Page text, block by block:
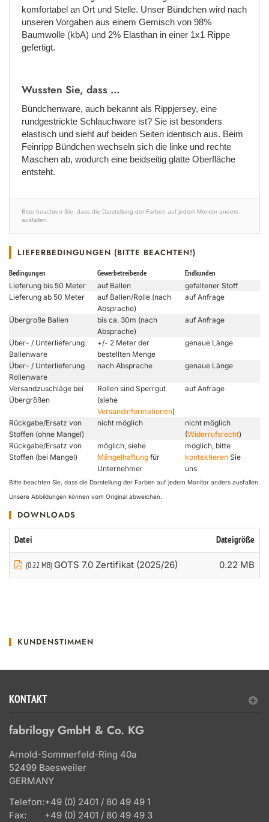
komfortabel an Ort und Stelle. Unser Bündchen wird nach
unseren Vorgaben aus einem Gemisch von 98%
Baumwolle (kbA) und 2% Elasthan in einer 1x1 Rippe
gefertigt.
Wussten Sie, dass ...
Bündchenware, auch bekannt als Rippjersey, eine
rundgestrickte Schlauchware ist? Sie ist besonders
elastisch und sieht auf beiden Seiten identisch aus. Beim
Feinripp Bündchen wechseln sich die linke und rechte
Maschen ab, wodurch eine beidseitig glatte Oberfläche
entsteht.
Bitte beachten Sie, dass die Darstellung der Farben auf jedem Monitor anders
ausfallen.
LIEFERBEDINGUNGEN (BITTE BEACHTEN!)
Bedingungen Gewerbetreibende Endkunden
Lieferung bis 50 Meter auf Ballen
gefaltener Stoff
Lieferung ab 50 Meter
auf Ballen/Rolle (nach
Absprache)
auf Anfrage
Übergroße Ballen
bis ca. 30m (nach
Absprache)
auf Anfrage
Über- / Unterlieferung
Ballenware
+/- 2 Meter der
bestellten Menge
genaue Länge
Über- / Unterlieferung
Rollenware
nach Absprache genaue Länge
Versandzuschläge bei
Übergrößen
Rollen sind Sperrgut
(siehe
Versandinformationen)
auf Anfrage
Rückgabe/Ersatz von
Stoffen (ohne Mangel)
nicht möglich
nicht möglich
(Widerrufsrecht)
Rückgabe/Ersatz von
Stoffen (bei Mangel)
möglich, siehe
Mängelhaftung für
Unternehmer
möglich, bitte
kontaktieren Sie
uns
Bitte beachten Sie, dass die Darstellung der Farben auf jedem Monitor anders ausfallen.
Unsere Abbildungen können vom Original abweichen.
DOWNLOADS
Datei Dateigröße
(0.22 MB) GOTS 7.0 Zertifikat (2025/26) 0.22 MB
KUNDENSTIMMEN
KONTAKT
fabrilogy GmbH & Co. KG
Arnold-Sommerfeld-Ring 40a
52499 Baesweiler
GERMANY
Telefon:+49 (0) 2401 / 80 49 49 1
Fax:
+49 (0) 2401 / 80 49 49 3